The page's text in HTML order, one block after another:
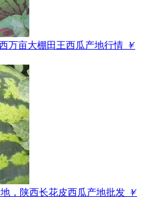
万亩大棚田王西瓜产地行情 ￥
，陕西长花皮西瓜产地批发 ￥